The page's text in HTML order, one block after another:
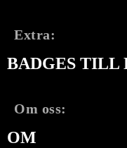
Extra:
BADGES TILL
Om oss:
OM